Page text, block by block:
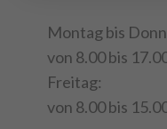
Achtung!Nicht
14 Jahren
Montag bis
von 8.00 bis
Freitag:
von 8.00 bis